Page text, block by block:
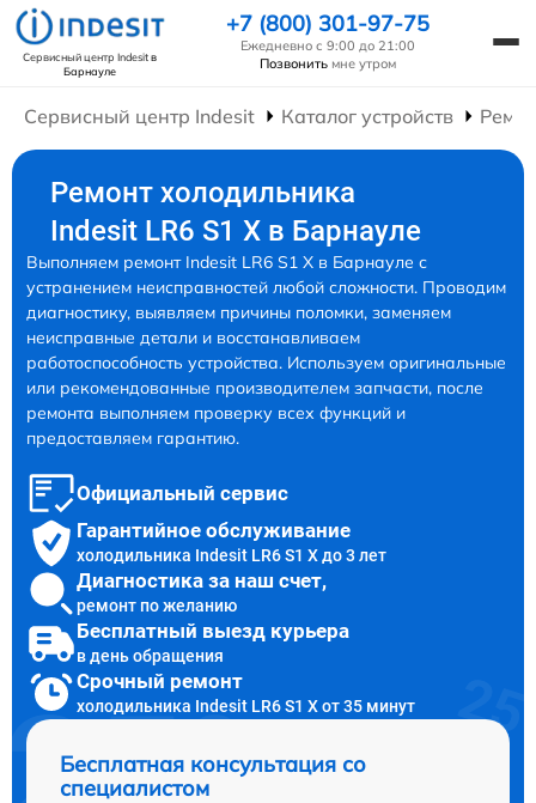
Сервисный центр Indesitв
Барнауле
+7 (800) 301-97-75
Ежедневно с 9:00 до 21:00
Позвонить мне утром
Сервисный центр Indesit Каталог устройств
Ремонт холодильника
Indesit LR6 S1 X в Барнауле
Выполняем ремонт Indesit LR6 S1 X в Барнауле с
устранением неисправностей любой сложности. Проводим
диагностику, выявляем причины поломки, заменяем
неисправные детали и восстанавливаем
работоспособность устройства. Используем оригинальные
или рекомендованные производителем запчасти, после
ремонта выполняем проверку всех функций и
предоставляем гарантию.
Официальный сервис
Гарантийное обслуживание
холодильника Indesit LR6 S1 X до 3 лет
Диагностика за наш счет,
ремонт по желанию
Бесплатный выезд курьера
в день обращения
Срочный ремонт
холодильника Indesit LR6 S1 X от 35 минут
Бесплатная консультация со
специалистом